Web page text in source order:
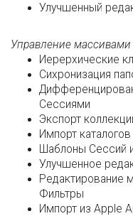
Улучшенный
Управление массивами
Иерерхические
Сихронизация
Сессиями
Экспорт
Импорт каталогов
Шаблоны Сессий
Улучшенное
Редактирование
Фильтры
Импорт из Apple